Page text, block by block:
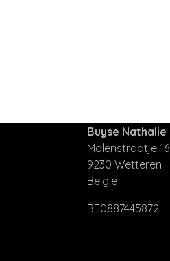
Buyse Nathalie
Molenstraatje 16
9230 Wetteren
Belgie
BE0887445872